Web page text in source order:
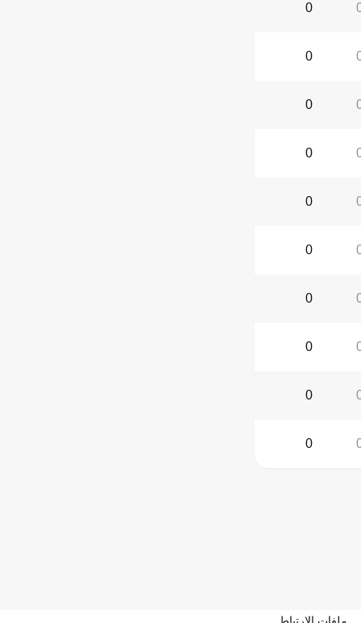
0
0
0
0
0
0
0
0
0
0
ملفات الارتباط